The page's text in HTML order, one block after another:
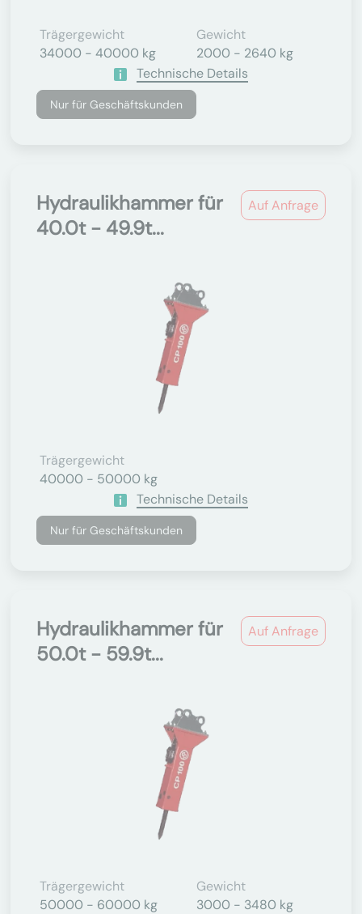
Trägergewicht
34000 - 40000 kg
Gewicht
2000 - 2640 kg
Technische Details
Nur für Geschäftskunden
Auf Anfrage
Hydraulikhammer für
40.0t - 49.9t...
Trägergewicht
40000 - 50000 kg
Technische Details
Nur für Geschäftskunden
Auf Anfrage
Hydraulikhammer für
50.0t - 59.9t...
Trägergewicht
50000 - 60000 kg
Gewicht
3000 - 3480 kg